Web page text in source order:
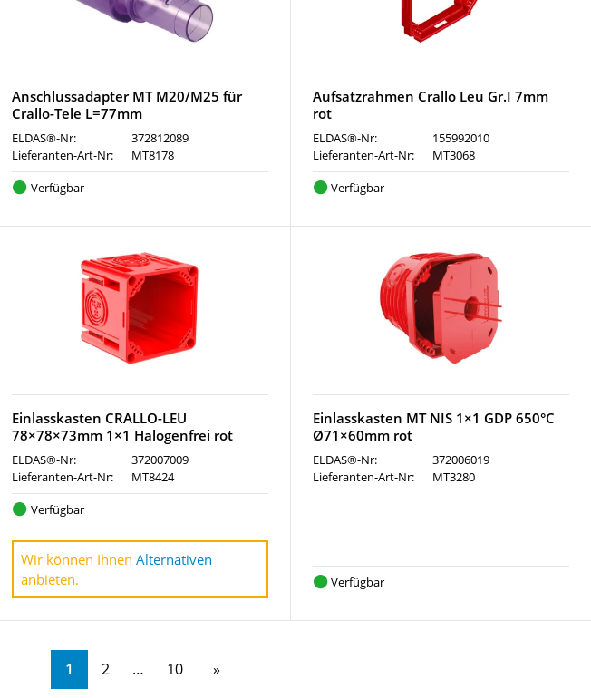
Anschlussadapter MT M20/M25 für
Crallo-Tele L=77mm
ELDAS®-Nr:
372812089
Lieferanten-Art-Nr:
MT8178
Verfügbar
Aufsatzrahmen Crallo Leu Gr.I 7mm
rot
ELDAS®-Nr:
155992010
Lieferanten-Art-Nr:
MT3068
Verfügbar
Einlasskasten CRALLO-LEU
78×78×73mm 1×1 Halogenfrei rot
ELDAS®-Nr:
372007009
Lieferanten-Art-Nr:
MT8424
Verfügbar
Wir können IhnenAlternativen
anbieten.
Einlasskasten MT NIS 1×1 GDP 650°C
Ø71×60mm rot
ELDAS®-Nr:
372006019
Lieferanten-Art-Nr:
MT3280
Verfügbar
1 2 10